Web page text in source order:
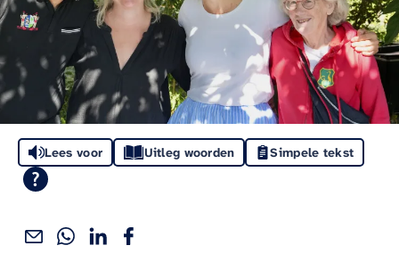
Lees voor Uitleg woorden Simpele tekst
Deel het artikel:
Deel dit via e-mail
Deel dit via WhatsApp
Deel dit via Linkedin
Deel dit via Facebook